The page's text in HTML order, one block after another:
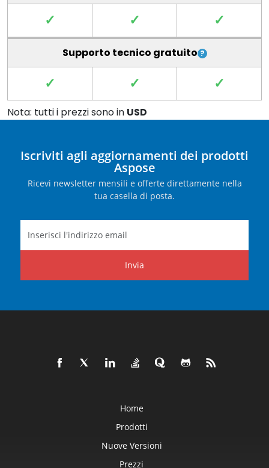
✓ ✓ ✓
Supporto tecnico gratuito
✓ ✓ ✓
Nota: tutti i prezzi sono in USD
Iscriviti agli aggiornamenti dei prodotti
Aspose
Ricevi newsletter mensili e offerte direttamente nella
tua casella di posta.
Invia
Home
Prodotti
Nuove Versioni
Prezzi